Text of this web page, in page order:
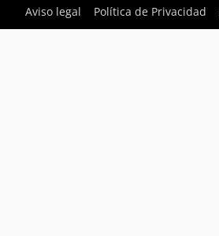
Aviso legal
Política de Privacidad